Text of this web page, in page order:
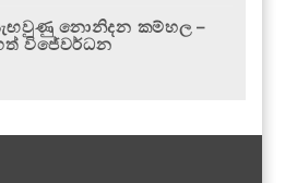
නොනිදන කම්හල –
විජේවර්ධන